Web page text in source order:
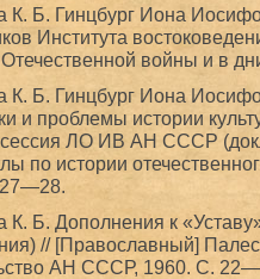
К. Б. Гинцбург Иона
Института
войны и в
К. Б. Гинцбург Иона
и проблемы истории
сессия ЛО ИВ АН СССР
по истории
К. Б. Дополнения к
// [Православный]
АН СССР, 1960. С.